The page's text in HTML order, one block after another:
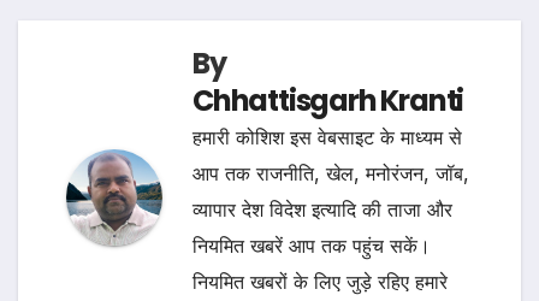
By
Chhattisgarh Kranti
हमारी कोशिश इस वेबसाइट के माध्यम से
आप तक राजनीति, खेल, मनोरंजन, जॉब,
व्यापार देश विदेश इत्यादि की ताजा और
नियमित खबरें आप तक पहुंच सकें।
नियमित खबरों के लिए जुड़े रहिए हमारे